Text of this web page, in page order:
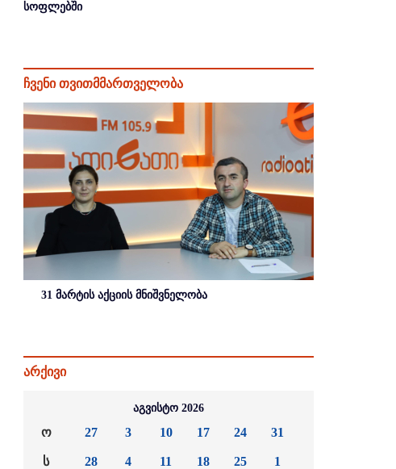
სოფლებში
ჩვენი თვითმმართველობა
31 მარტის აქციის მნიშვნელობა
არქივი
აგვისტო 2026
ო
ს
27
28
3
4
10
11
17
18
24
25
31
1